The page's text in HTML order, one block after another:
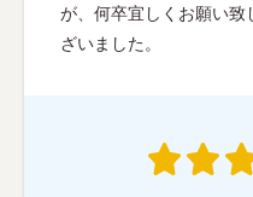
が、何卒宜しくお願い
ざいました。